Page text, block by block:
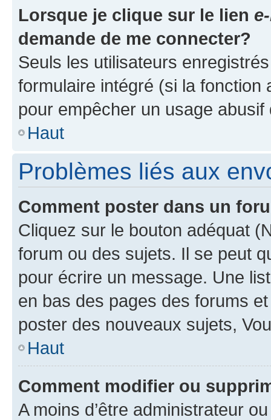
Lorsque je clique sur le lien
demande de me connecter?
Seuls les utilisateurs
formulaire intégré (si la fonction
pour empêcher un usage
Haut
Problèmes liés aux
Comment poster dans un
Cliquez sur le bouton adéquat
forum ou des sujets. Il se peut
pour écrire un message. Une
en bas des pages des forums
poster des nouveaux sujets,
Haut
Comment modifier ou
A moins d’être administrateur